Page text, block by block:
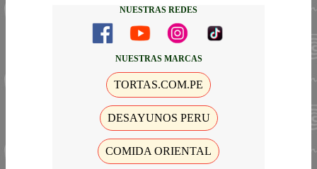
NUESTRAS REDES
NUESTRAS MARCAS
TORTAS.COM.PE
DESAYUNOS PERU
COMIDA ORIENTAL